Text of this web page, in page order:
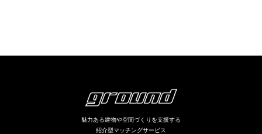
魅力ある建物や空間づくりを支援する
紹介型マッチングサービス